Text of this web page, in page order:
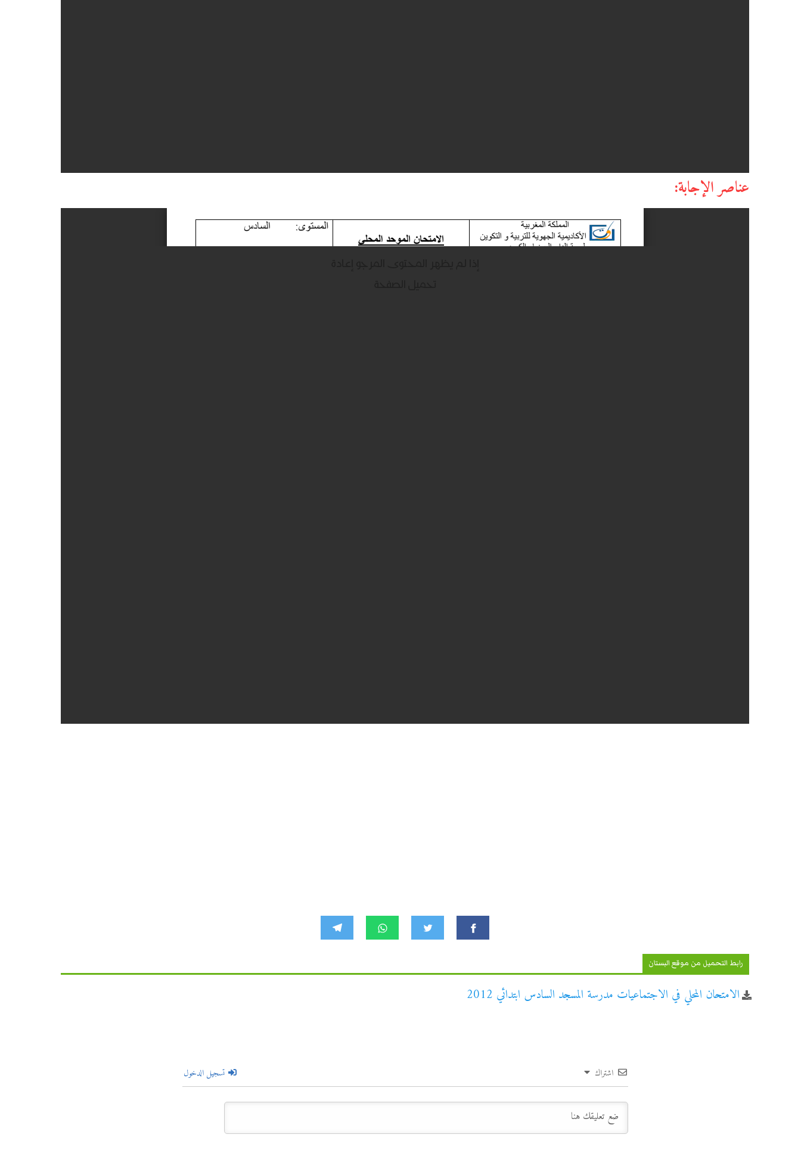
عناصر الإجابة:
رابط التحميل من موقع البستان
الامتحان المحلي في الاجتماعيات مدرسة المسجد السادس ابتدائي 2012
اشتراك تسجيل الدخول